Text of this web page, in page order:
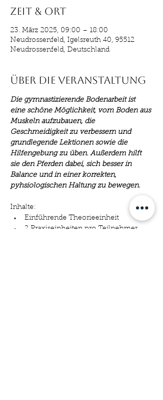
Zeit & Ort
23. März 2025, 09:00 – 18:00
Neudrossenfeld, Igelsreuth 40, 95512
Neudrossenfeld, Deutschland
Über die Veranstaltung
Die gymnastizierende Bodenarbeit ist
eine schöne Möglichkeit, vom Boden aus
Muskeln aufzubauen, die
Geschmeidigkeit zu verbessern und
grundlegende Lektionen sowie die
Hilfengebung zu üben. Außerdem hilft
sie den Pferden dabei, sich besser in
Balance und in einer korrekten,
pyhsiologischen Haltung zu bewegen.
Inhalte:
Einführende Theorieeinheit
2 Praxiseinheiten pro Teilnehmer